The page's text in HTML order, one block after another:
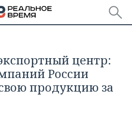
центр:
России
продукцию за